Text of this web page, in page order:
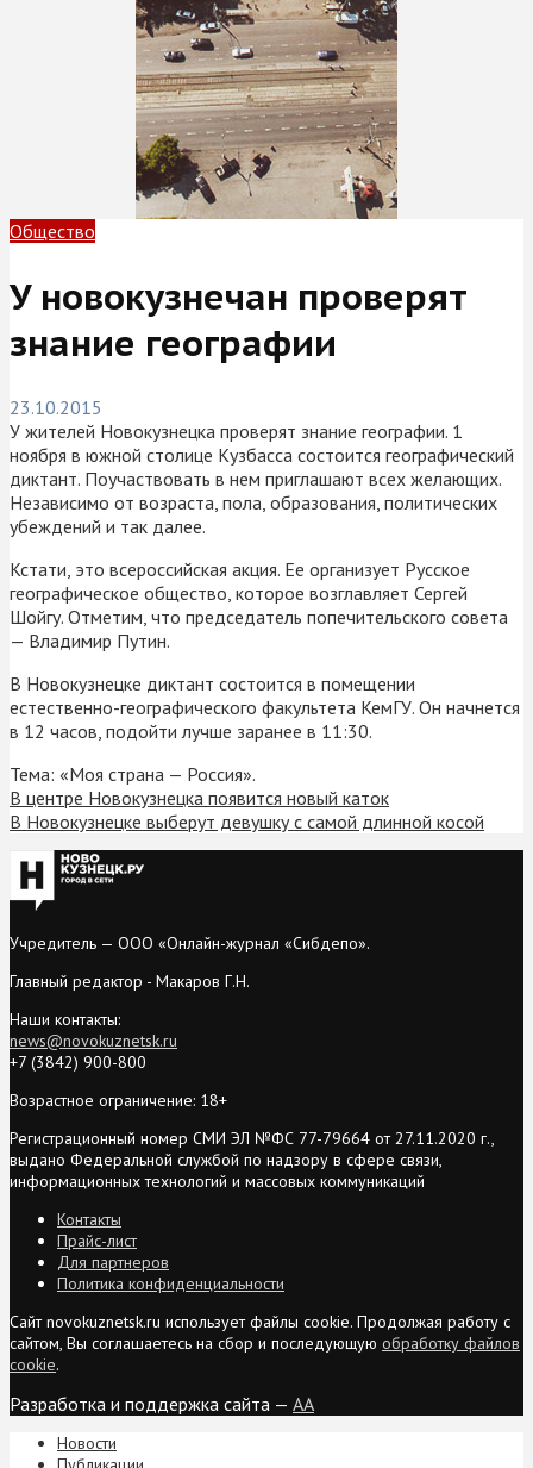
Общество
У новокузнечан проверят
знание географии
23.10.2015
У жителей Новокузнецка проверят знание географии. 1
ноября в южной столице Кузбасса состоится географический
диктант. Поучаствовать в нем приглашают всех желающих.
Независимо от возраста, пола, образования, политических
убеждений и так далее.
Кстати, это всероссийская акция. Ее организует Русское
географическое общество, которое возглавляет Сергей
Шойгу. Отметим, что председатель попечительского совета
— Владимир Путин.
В Новокузнецке диктант состоится в помещении
естественно-географического факультета КемГУ. Он начнется
в 12 часов, подойти лучше заранее в 11:30.
Тема: «Моя страна — Россия».
В центре Новокузнецка появится новый каток
В Новокузнецке выберут девушку с самой длинной косой
Учредитель — ООО «Онлайн-журнал «Сибдепо».
Главный редактор - Макаров Г.Н.
Наши контакты:
news@novokuznetsk.ru
+7 (3842) 900-800
Возрастное ограничение: 18+
Регистрационный номер СМИ ЭЛ №ФС 77-79664 от 27.11.2020 г.,
выдано Федеральной службой по надзору в сфере связи,
информационных технологий и массовых коммуникаций
Контакты
Прайс-лист
Для партнеров
Политика конфиденциальности
Сайт novokuznetsk.ru использует файлы cookie. Продолжая работу с
сайтом, Вы соглашаетесь на сбор и последующую обработку файлов
cookie.
Разработка и поддержка сайта — AA
Новости